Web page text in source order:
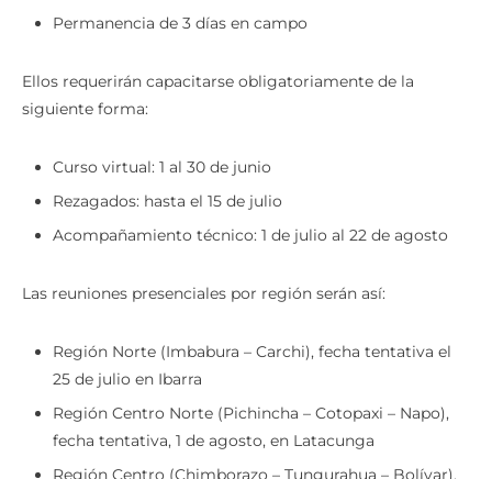
Permanencia de 3 días en campo
Ellos requerirán capacitarse obligatoriamente de la
siguiente forma:
Curso virtual: 1 al 30 de junio
Rezagados: hasta el 15 de julio
Acompañamiento técnico: 1 de julio al 22 de agosto
Las reuniones presenciales por región serán así:
Región Norte (Imbabura – Carchi), fecha tentativa el
25 de julio en Ibarra
Región Centro Norte (Pichincha – Cotopaxi – Napo),
fecha tentativa, 1 de agosto, en Latacunga
Región Centro (Chimborazo – Tungurahua – Bolívar),